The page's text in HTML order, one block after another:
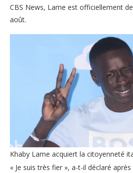
CBS News, Lame est officiellement
août.
Khaby Lame acquiert la citoyenneté
« Je suis très fier », a-t-il déclaré